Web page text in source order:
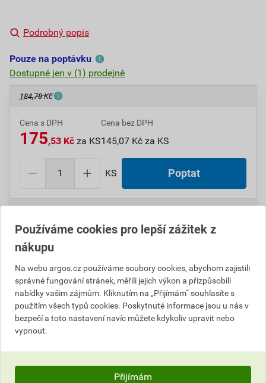
Podrobný popis
Pouze na poptávku
Dostupné jen v (1) prodejně
184,78 Kč
Cena s DPH
175,53 Kč za KS
Cena bez DPH
145,07 Kč za KS
KS Poptat
Do košíku přidáte1 KSza175,53Kčs DPH
( 145,07 Kč bez DPH).
Číslo položky:
Výrobky značky:
Popis
Používáme cookies pro lepší zážitek z
nákupu
Na webu argos.cz používáme soubory cookies, abychom zajistili
správné fungování stránek, měřili jejich výkon a přizpůsobili
nabídky vašim zájmům. Kliknutím na „Přijímám“ souhlasíte s
použitím všech typů cookies. Poskytnuté informace jsou u nás v
bezpečí a toto nastavení navíc můžete kdykoliv upravit nebo
vypnout.
Přijímám